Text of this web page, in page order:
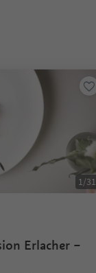
1/31
Erlacher –